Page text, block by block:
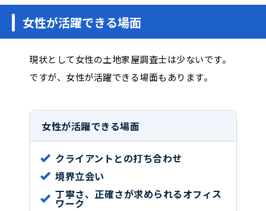
女性が活躍できる場面
現状として女性の土地家屋調査士は少ないです。
ですが、女性が活躍できる場面もあります。
女性が活躍できる場面
クライアントとの打ち合わせ
境界立会い
丁寧さ、正確さが求められるオフィス
ワーク